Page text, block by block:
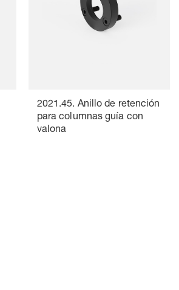
2021.45. Anillo de retención
para columnas guía con
valona